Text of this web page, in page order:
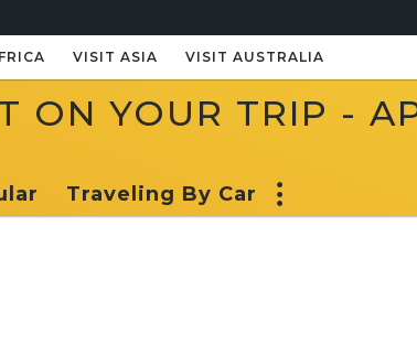
VISIT ASIA VISIT AUSTRALIA
ON YOUR TRIP -
Traveling By Car